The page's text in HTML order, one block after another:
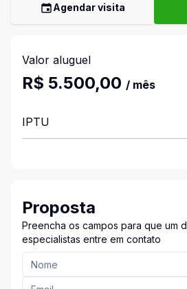
Agendar visita
Valor aluguel
R$ 5.500,00 / mês
IPTU
Proposta
Preencha os campos para que um
especialistas entre em contato